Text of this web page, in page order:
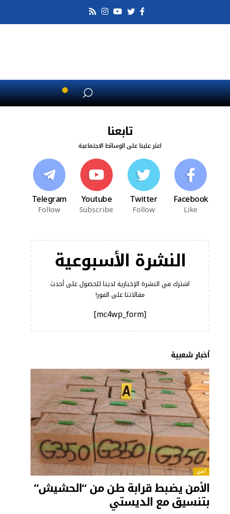
تابعنا
اعثر علينا على الوسائط الاجتماعية
Facebook
Like
Twitter
Follow
Youtube
Subscribe
Telegram
Follow
النشرة الأسبوعية
اشترك في النشرة الإخبارية لدينا للحصول على أحدث
مقالاتنا على الفور!
[mc4wp_form]
أخبار شعبية
أمن
الأمن يضبط قرابة طن من “الحشيش”
بتنسيق مع الديستي